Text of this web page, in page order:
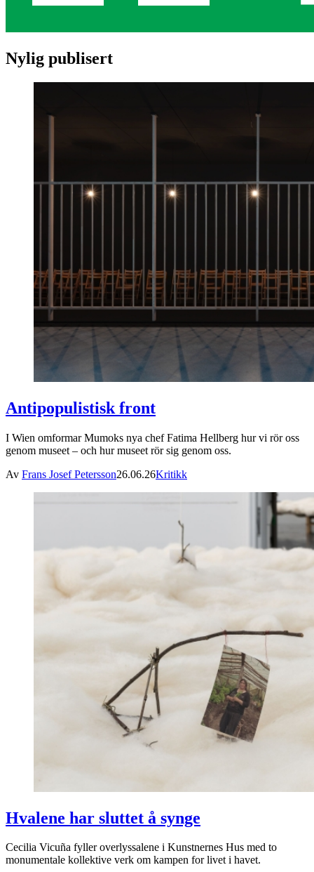
Nylig publisert
Antipopulistisk front
I Wien omformar Mumoks nya chef Fatima Hellberg hur vi rör oss
genom museet – och hur museet rör sig genom oss.
Av Frans Josef Petersson26.06.26Kritikk
Hvalene har sluttet å synge
Cecilia Vicuña fyller overlyssalene i Kunstnernes Hus med to
monumentale kollektive verk om kampen for livet i havet.